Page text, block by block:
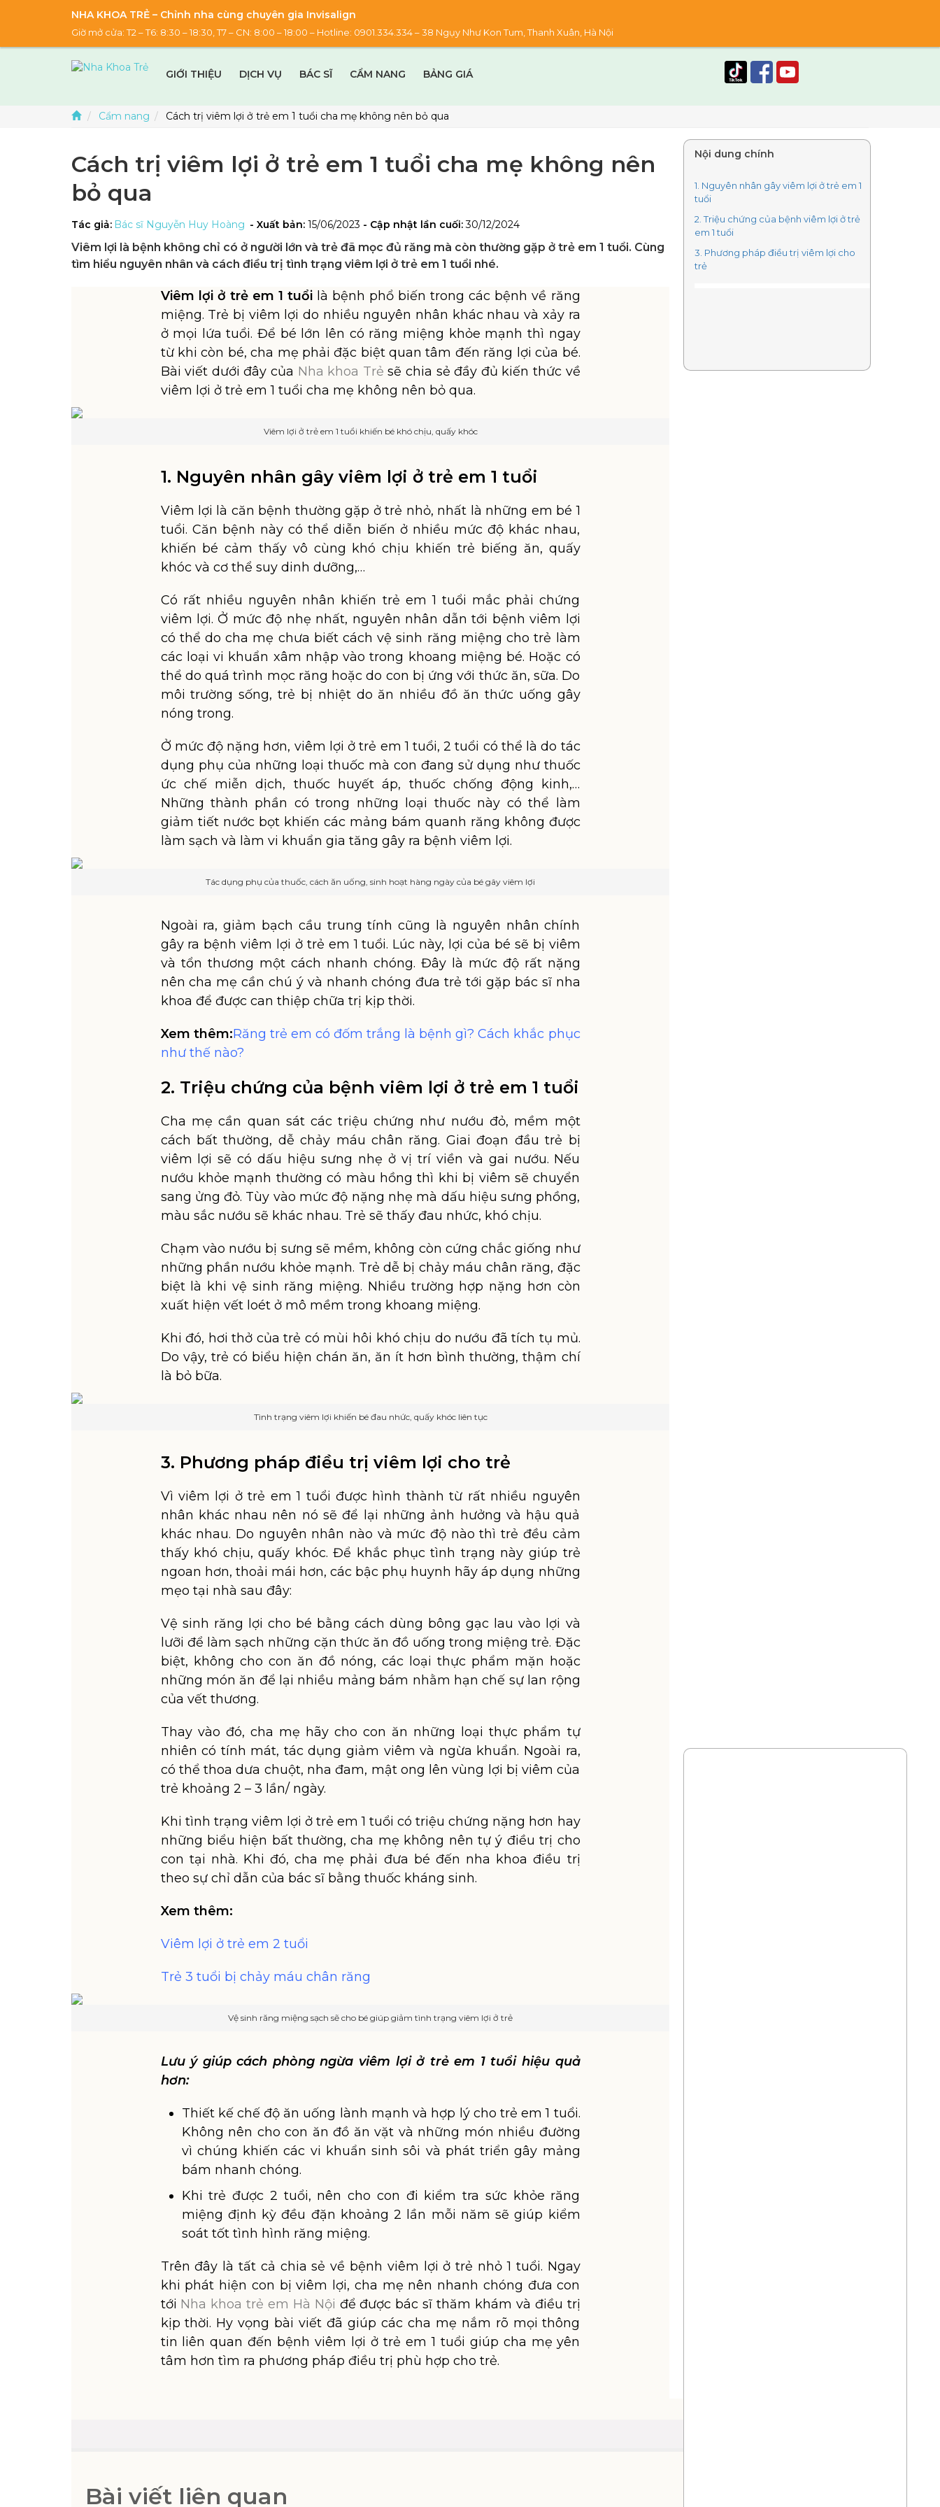
NHA KHOA TRẺ – Chỉnh nha cùng chuyên gia Invisalign
Giờ mở cửa: T2 – T6: 8:30 – 18:30, T7 – CN: 8:00 – 18:00 – Hotline: 0901.334.334 – 38 Ngụy Như Kon Tum, Thanh Xuân, Hà Nội
GIỚI THIỆU DỊCH VỤ BÁC SĨ CẨM NANG BẢNG GIÁ
Cẩm nang Cách trị viêm lợi ở trẻ em 1 tuổi cha mẹ không nên bỏ qua
Cách trị viêm lợi ở trẻ em 1 tuổi cha mẹ không nên
bỏ qua
Tác giả: Bác sĩ Nguyễn Huy Hoàng - Xuất bản: 15/06/2023 - Cập nhật lần cuối:30/12/2024
Viêm lợi là bệnh không chỉ có ở người lớn và trẻ đã mọc đủ răng mà còn thường gặp ở trẻ em 1 tuổi. Cùng
tìm hiểu nguyên nhân và cách điều trị tình trạng viêm lợi ở trẻ em 1 tuổi nhé.
Viêm lợi ở trẻ em 1 tuổilà bệnh phổ biến trong các bệnh về răng
miệng. Trẻ bị viêm lợi do nhiều nguyên nhân khác nhau và xảy ra
ở mọi lứa tuổi. Để bé lớn lên có răng miệng khỏe mạnh thì ngay
từ khi còn bé, cha mẹ phải đặc biệt quan tâm đến răng lợi của bé.
Bài viết dưới đây của Nha khoa Trẻsẽ chia sẻ đầy đủ kiến thức về
viêm lợi ở trẻ em 1 tuổi cha mẹ không nên bỏ qua.
Viêm lợi ở trẻ em 1 tuổi khiến bé khó chịu, quấy khóc
1. Nguyên nhân gây viêm lợi ở trẻ em 1 tuổi
Viêm lợi là căn bệnh thường gặp ở trẻ nhỏ, nhất là những em bé 1
tuổi. Căn bệnh này có thể diễn biến ở nhiều mức độ khác nhau,
khiến bé cảm thấy vô cùng khó chịu khiến trẻ biếng ăn, quấy
khóc và cơ thể suy dinh dưỡng,…
Có rất nhiều nguyên nhân khiến trẻ em 1 tuổi mắc phải chứng
viêm lợi. Ở mức độ nhẹ nhất, nguyên nhân dẫn tới bệnh viêm lợi
có thể do cha mẹ chưa biết cách vệ sinh răng miệng cho trẻ làm
các loại vi khuẩn xâm nhập vào trong khoang miệng bé. Hoặc có
thể do quá trình mọc răng hoặc do con bị ứng với thức ăn, sữa. Do
môi trường sống, trẻ bị nhiệt do ăn nhiều đồ ăn thức uống gây
nóng trong.
Ở mức độ nặng hơn, viêm lợi ở trẻ em 1 tuổi, 2 tuổi có thể là do tác
dụng phụ của những loại thuốc mà con đang sử dụng như thuốc
ức chế miễn dịch, thuốc huyết áp, thuốc chống động kinh,…
Những thành phần có trong những loại thuốc này có thể làm
giảm tiết nước bọt khiến các mảng bám quanh răng không được
làm sạch và làm vi khuẩn gia tăng gây ra bệnh viêm lợi.
Tác dụng phụ của thuốc, cách ăn uống, sinh hoạt hàng ngày của bé gây viêm lợi
Ngoài ra, giảm bạch cầu trung tính cũng là nguyên nhân chính
gây ra bệnh viêm lợi ở trẻ em 1 tuổi. Lúc này, lợi của bé sẽ bị viêm
và tổn thương một cách nhanh chóng. Đây là mức độ rất nặng
nên cha mẹ cần chú ý và nhanh chóng đưa trẻ tới gặp bác sĩ nha
khoa để được can thiệp chữa trị kịp thời.
Xem thêm:Răng trẻ em có đốm trắng là bệnh gì? Cách khắc phục
như thế nào?
2. Triệu chứng của bệnh viêm lợi ở trẻ em 1 tuổi
Cha mẹ cần quan sát các triệu chứng như nướu đỏ, mềm một
cách bất thường, dễ chảy máu chân răng. Giai đoạn đầu trẻ bị
viêm lợi sẽ có dấu hiệu sưng nhẹ ở vị trí viền và gai nướu. Nếu
nướu khỏe mạnh thường có màu hồng thì khi bị viêm sẽ chuyển
sang ửng đỏ. Tùy vào mức độ nặng nhẹ mà dấu hiệu sưng phồng,
màu sắc nướu sẽ khác nhau. Trẻ sẽ thấy đau nhức, khó chịu.
Chạm vào nướu bị sưng sẽ mềm, không còn cứng chắc giống như
những phần nướu khỏe mạnh. Trẻ dễ bị chảy máu chân răng, đặc
biệt là khi vệ sinh răng miệng. Nhiều trường hợp nặng hơn còn
xuất hiện vết loét ở mô mềm trong khoang miệng.
Khi đó, hơi thở của trẻ có mùi hôi khó chịu do nướu đã tích tụ mủ.
Do vậy, trẻ có biểu hiện chán ăn, ăn ít hơn bình thường, thậm chí
là bỏ bữa.
Tình trạng viêm lợi khiến bé đau nhức, quấy khóc liên tục
3. Phương pháp điều trị viêm lợi cho trẻ
Vì viêm lợi ở trẻ em 1 tuổi được hình thành từ rất nhiều nguyên
nhân khác nhau nên nó sẽ để lại những ảnh hưởng và hậu quả
khác nhau. Do nguyên nhân nào và mức độ nào thì trẻ đều cảm
thấy khó chịu, quấy khóc. Để khắc phục tình trạng này giúp trẻ
ngoan hơn, thoải mái hơn, các bậc phụ huynh hãy áp dụng những
mẹo tại nhà sau đây:
Vệ sinh răng lợi cho bé bằng cách dùng bông gạc lau vào lợi và
lưỡi để làm sạch những cặn thức ăn đồ uống trong miệng trẻ. Đặc
biệt, không cho con ăn đồ nóng, các loại thực phẩm mặn hoặc
những món ăn để lại nhiều mảng bám nhằm hạn chế sự lan rộng
của vết thương.
Thay vào đó, cha mẹ hãy cho con ăn những loại thực phẩm tự
nhiên có tính mát, tác dụng giảm viêm và ngừa khuẩn. Ngoài ra,
có thể thoa dưa chuột, nha đam, mật ong lên vùng lợi bị viêm của
trẻ khoảng 2 – 3 lần/ ngày.
Khi tình trạng viêm lợi ở trẻ em 1 tuổi có triệu chứng nặng hơn hay
những biểu hiện bất thường, cha mẹ không nên tự ý điều trị cho
con tại nhà. Khi đó, cha mẹ phải đưa bé đến nha khoa điều trị
theo sự chỉ dẫn của bác sĩ bằng thuốc kháng sinh.
Xem thêm:
Viêm lợi ở trẻ em 2 tuổi
Trẻ 3 tuổi bị chảy máu chân răng
Vệ sinh răng miệng sạch sẽ cho bé giúp giảm tình trạng viêm lợi ở trẻ
Lưu ý giúp cách phòng ngừa viêm lợi ở trẻ em 1 tuổi hiệu quả
hơn:
Thiết kế chế độ ăn uống lành mạnh và hợp lý cho trẻ em 1 tuổi.
Không nên cho con ăn đồ ăn vặt và những món nhiều đường
vì chúng khiến các vi khuẩn sinh sôi và phát triển gây mảng
bám nhanh chóng.
Khi trẻ được 2 tuổi, nên cho con đi kiểm tra sức khỏe răng
miệng định kỳ đều đặn khoảng 2 lần mỗi năm sẽ giúp kiểm
soát tốt tình hình răng miệng.
Trên đây là tất cả chia sẻ về bệnh viêm lợi ở trẻ nhỏ 1 tuổi. Ngay
khi phát hiện con bị viêm lợi, cha mẹ nên nhanh chóng đưa con
tới Nha khoa trẻ em Hà Nội để được bác sĩ thăm khám và điều trị
kịp thời. Hy vọng bài viết đã giúp các cha mẹ nắm rõ mọi thông
tin liên quan đến bệnh viêm lợi ở trẻ em 1 tuổi giúp cha mẹ yên
tâm hơn tìm ra phương pháp điều trị phù hợp cho trẻ.
Nội dung chính
1. Nguyên nhân gây viêm lợi ở trẻ em 1
tuổi
2. Triệu chứng của bệnh viêm lợi ở trẻ
em 1 tuổi
3. Phương pháp điều trị viêm lợi cho
trẻ
Bài viết liên quan